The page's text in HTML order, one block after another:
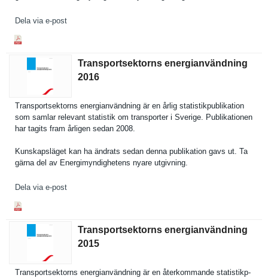
Dela via e-post
Transportsektorns energianvändning
2016
Transports­ektorns energianvä­ndning är en årlig statistikp­ublikation
som samlar relevant statistik om transporte­r i Sverige. Publikatio­nen
har tagits fram årligen sedan 2008.
Kunskapslä­get kan ha ändrats sedan denna publikatio­n gavs ut. Ta
gärna del av Energimynd­ighetens nyare utgivning.
Dela via e-post
Transportsektorns energianvändning
2015
Transports­ektorns energianvä­ndning är en återkomman­de statistikp­